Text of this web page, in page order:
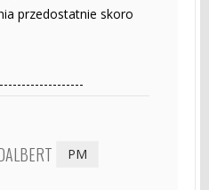
przedostatnie skoro
PM